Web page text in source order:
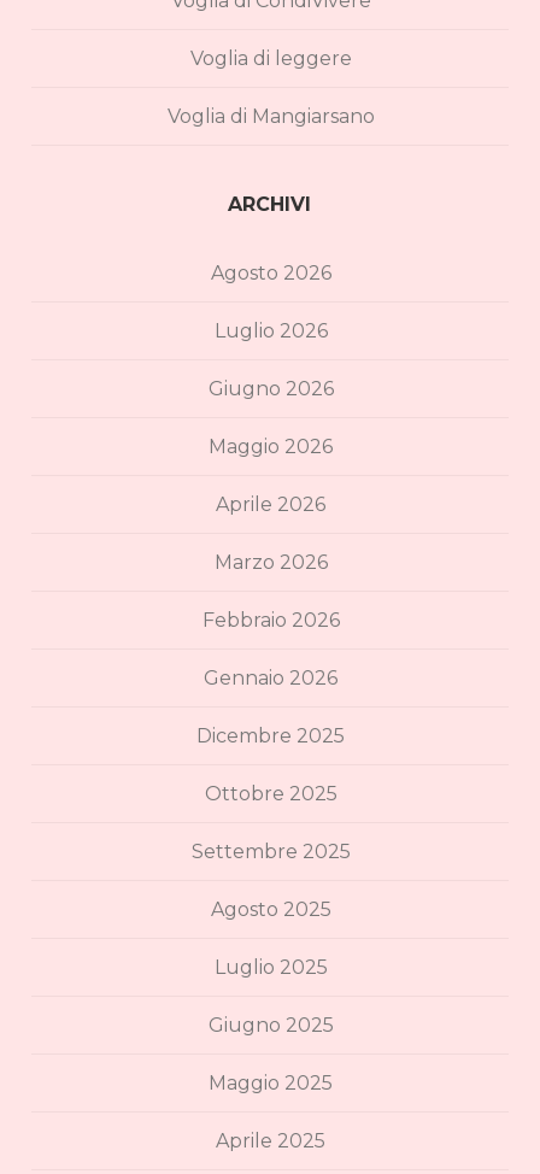
Voglia di leggere
Voglia di Mangiarsano
ARCHIVI
Agosto 2026
Luglio 2026
Giugno 2026
Maggio 2026
Aprile 2026
Marzo 2026
Febbraio 2026
Gennaio 2026
Dicembre 2025
Ottobre 2025
Settembre 2025
Agosto 2025
Luglio 2025
Giugno 2025
Maggio 2025
Aprile 2025